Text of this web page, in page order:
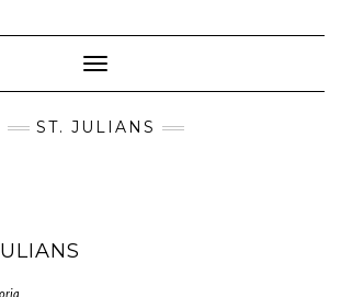
Cambiar modo de navegación
ST. JULIANS